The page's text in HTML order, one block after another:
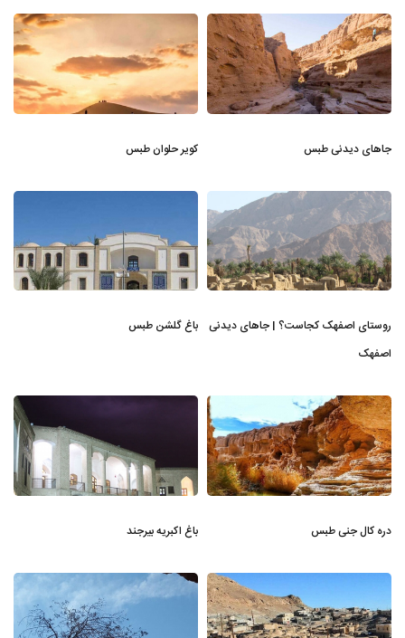
جاهای دیدنی طبس کویر حلوان طبس
روستای اصفهک کجاست؟ | جاهای دیدنی
اصفهک
باغ گلشن طبس
دره کال جنی طبس باغ اکبریه بیرجند